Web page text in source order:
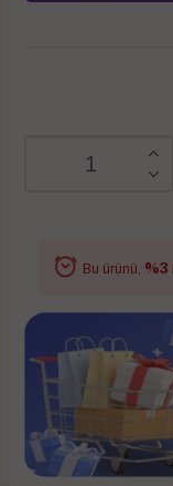
Bu ürünü, %3